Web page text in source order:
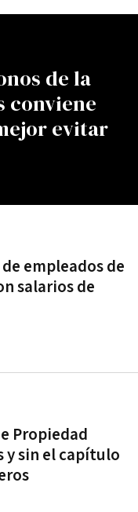
de la
conviene
evitar
empleados de
salarios de
Propiedad
y sin el capítulo